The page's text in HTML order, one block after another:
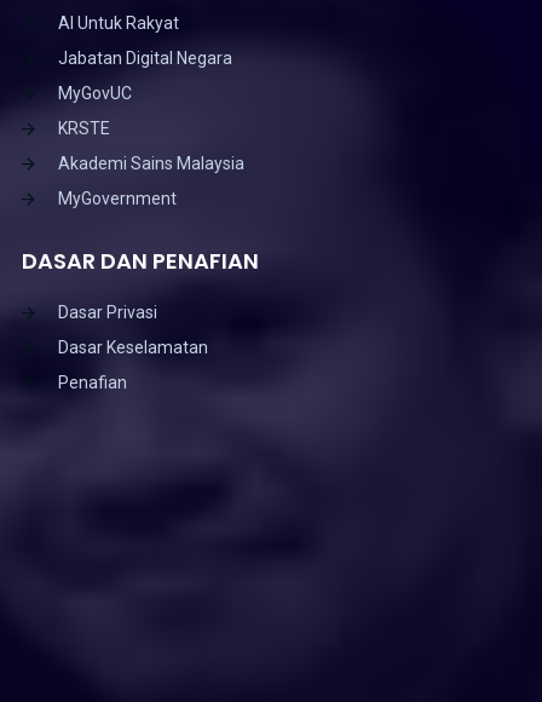
AI Untuk Rakyat
Jabatan Digital Negara
MyGovUC
KRSTE
Akademi Sains Malaysia
MyGovernment
DASAR DAN PENAFIAN
Dasar Privasi
Dasar Keselamatan
Penafian